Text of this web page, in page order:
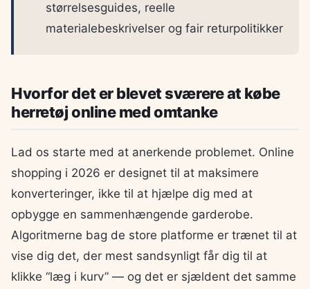
størrelsesguides, reelle
materialebeskrivelser og fair returpolitikker
Hvorfor det er blevet sværere at købe
herretøj online med omtanke
Lad os starte med at anerkende problemet. Online
shopping i 2026 er designet til at maksimere
konverteringer, ikke til at hjælpe dig med at
opbygge en sammenhængende garderobe.
Algoritmerne bag de store platforme er trænet til at
vise dig det, der mest sandsynligt får dig til at
klikke “læg i kurv” — og det er sjældent det samme